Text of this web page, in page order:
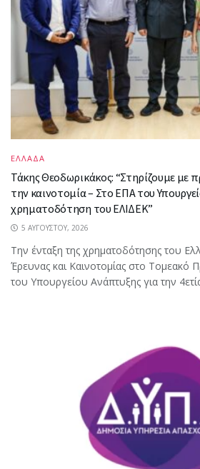
ΕΛΛΑΔΑ
Τάκης Θεοδωρικάκος: “Στηρίζουμε με
την καινοτομία – Στο ΕΠΑ του
χρηματοδότηση του ΕΛΙΔΕΚ”
5 ΑΥΓΟΎΣΤΟΥ, 2026
Την ένταξη της χρηματοδότησης του
Έρευνας και Καινοτομίας στο Tομεακό
του Υπουργείου Ανάπτυξης για την